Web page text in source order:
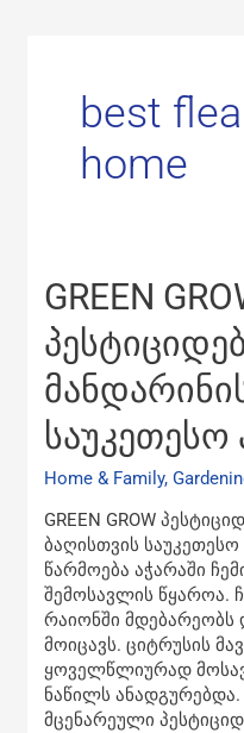
best
home
GREEN
საუკეთესო
Home & Family,
GREEN GROW
ბაღისთვის
წარმოება აჭარაში
შემოსავლის წყაროა.
რაიონში მდებარეობს
მოიცავს. ციტრუსის
ყოველწლიურად
ნაწილს ანადგურებდა.
მცენარეული
GREEN
GROW
პესტიციდები
ჩემი
მანდარინის
ბაღისთვის
საუკეთესო
არჩევანი